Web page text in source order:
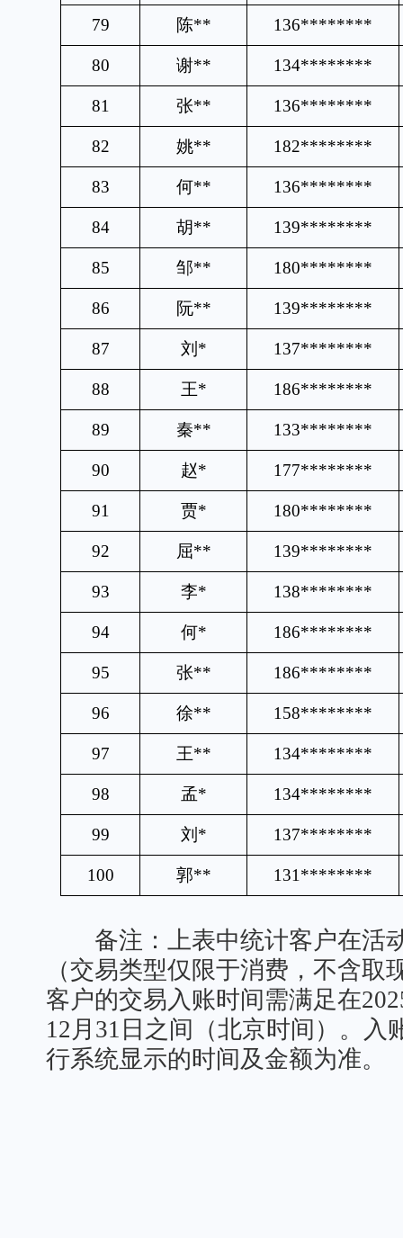
79 陈** 136********
80 谢** 134********
81 张** 136********
82 姚** 182********
83 何** 136********
84 胡** 139********
85 邹** 180********
86 阮** 139********
87 刘 * 137********
88 王* 186********
89 秦** 133********
90 赵* 177********
91 贾* 180********
92 屈** 139********
93 李* 138********
94 何* 186********
95 张** 186********
96 徐** 158********
97 王** 134********
98 孟* 134********
99 刘 * 137********
100 郭** 131********
备注：上表中统计客户在活
（交易类型仅限于消费，不含取
客户的交易入账时间需满足在
12月31日之间（北京时间）。入
行系统显示的时间及金额为准。